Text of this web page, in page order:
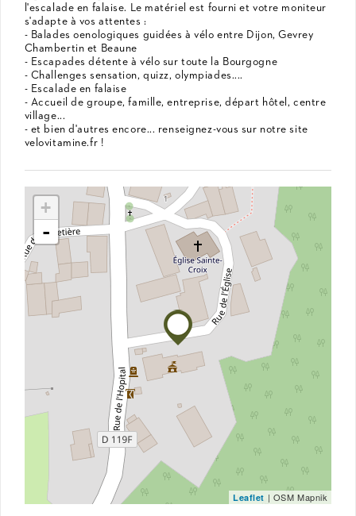
l'escalade en falaise. Le matériel est fourni et votre moniteur
s'adapte à vos attentes :
- Balades oenologiques guidées à vélo entre Dijon, Gevrey
Chambertin et Beaune
- Escapades détente à vélo sur toute la Bourgogne
- Challenges sensation, quizz, olympiades....
- Escalade en falaise
- Accueil de groupe, famille, entreprise, départ hôtel, centre
village...
- et bien d'autres encore... renseignez-vous sur notre site
velovitamine.fr !
+
-
Leaflet | OSM Mapnik